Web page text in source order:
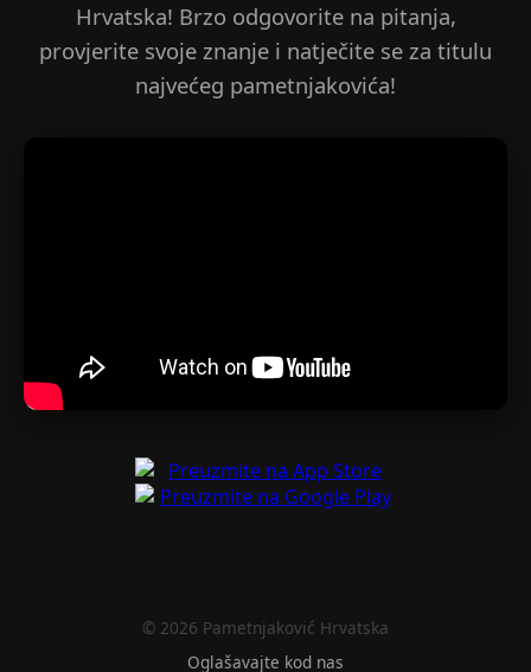
Hrvatska! Brzo odgovorite na pitanja,
provjerite svoje znanje i natječite se za titulu
najvećeg pametnjakovića!
© 2026 Pametnjaković Hrvatska
Oglašavajte kod nas